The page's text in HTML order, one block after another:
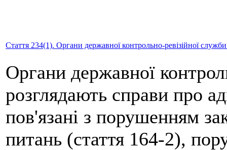
Стаття 234(1). Органи державної контрольно-ревізійної служби
Органи державної
розглядають справи про
пов'язані з порушенням
питань (стаття 164-2),